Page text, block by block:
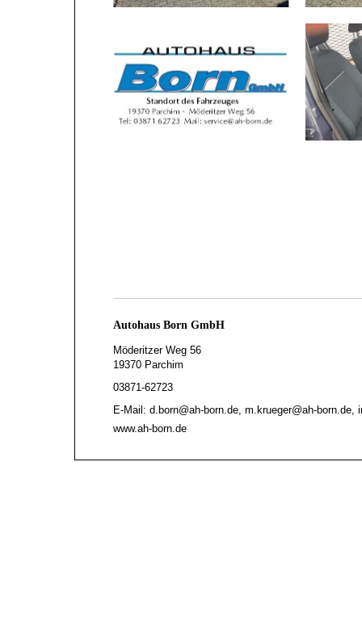
Autohaus Born GmbH
Möderitzer Weg 56
19370 Parchim
03871-62723
E-Mail: d.born@ah-born.de, m.krueger@ah-born.de,
www.ah-born.de